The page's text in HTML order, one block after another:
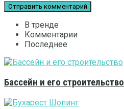
В тренде
Комментарии
Последнее
Бассейн и его строительство